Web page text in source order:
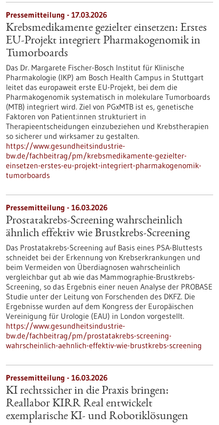
Pressemitteilung - 17.03.2026
Krebsmedikamente gezielter einsetzen: Erstes
EU-Projekt integriert Pharmakogenomik in
Tumorboards
Das Dr. Margarete Fischer-Bosch Institut für Klinische
Pharmakologie (IKP) am Bosch Health Campus in Stuttgart
leitet das europaweit erste EU-Projekt, bei dem die
Pharmakogenomik systematisch in molekulare Tumorboards
(MTB) integriert wird. Ziel von PGxMTB ist es, genetische
Faktoren von Patient:innen strukturiert in
Therapieentscheidungen einzubeziehen und Krebstherapien
so sicherer und wirksamer zu gestalten.
https://www.gesundheitsindustrie-
bw.de/fachbeitrag/pm/krebsmedikamente-gezielter-
einsetzen-erstes-eu-projekt-integriert-pharmakogenomik-
tumorboards
Pressemitteilung - 16.03.2026
Prostatakrebs-Screening wahrscheinlich
ähnlich effektiv wie Brustkrebs-Screening
Das Prostatakrebs-Screening auf Basis eines PSA-Bluttests
schneidet bei der Erkennung von Krebserkrankungen und
beim Vermeiden von Überdiagnosen wahrscheinlich
vergleichbar gut ab wie das Mammographie-Brustkrebs-
Screening, so das Ergebnis einer neuen Analyse der PROBASE
Studie unter der Leitung von Forschenden des DKFZ. Die
Ergebnisse wurden auf dem Kongress der Europäischen
Vereinigung für Urologie (EAU) in London vorgestellt.
https://www.gesundheitsindustrie-
bw.de/fachbeitrag/pm/prostatakrebs-screening-
wahrscheinlich-aehnlich-effektiv-wie-brustkrebs-screening
Pressemitteilung - 16.03.2026
KI rechtssicher in die Praxis bringen:
Reallabor KIRR Real entwickelt
exemplarische KI- und Robotiklösungen